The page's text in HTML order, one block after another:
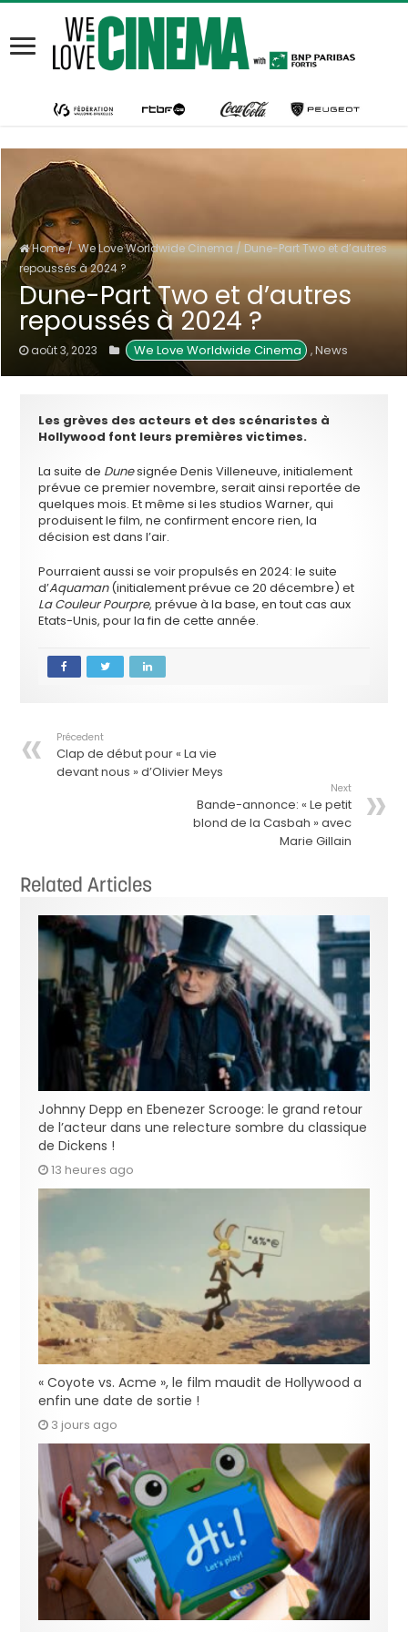
Home/We Love Worldwide Cinema / Dune-Part Two et d’autres
repoussés à 2024 ?
Dune-Part Two et d’autres
repoussés à 2024 ?
août 3, 2023 We Love Worldwide Cinema ,News
Les grèves des acteurs et des scénaristes à
Hollywood font leurs premières victimes.
La suite de Dunesignée Denis Villeneuve, initialement
prévue ce premier novembre, serait ainsi reportée de
quelques mois. Et même si les studios Warner, qui
produisent le film, ne confirment encore rien, la
décision est dans l’air.
Pourraient aussi se voir propulsés en 2024: le suite
d’Aquaman(initialement prévue ce 20 décembre) et
La Couleur Pourpre, prévue à la base, en tout cas aux
Etats-Unis, pour la fin de cette année.
Précedent
Clap de début pour « La vie
devant nous » d’Olivier Meys
Next
Bande-annonce: « Le petit
blond de la Casbah » avec
Marie Gillain
Related Articles
Johnny Depp en Ebenezer Scrooge: le grand retour
de l’acteur dans une relecture sombre du classique
de Dickens !
13 heures ago
« Coyote vs. Acme », le film maudit de Hollywood a
enfin une date de sortie !
3 jours ago